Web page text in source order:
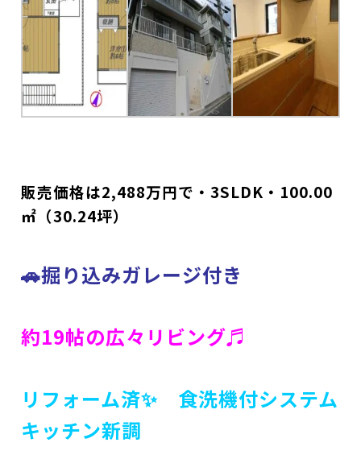
販売価格は2,488万円で・3SLDK・100.00
㎡（30.24坪）
🚗掘り込みガレージ付き
約19帖の広々リビング♬
リフォーム済✨ 食洗機付システム
キッチン新調